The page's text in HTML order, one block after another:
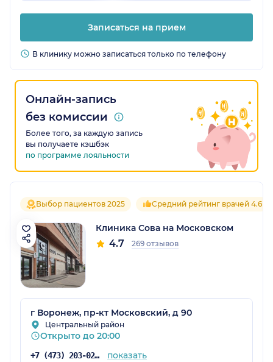
Записаться на прием
В клинику можно записаться только по телефону
Онлайн-запись
без комиссии
Более того, за каждую запись
вы получаете кэшбэк
по программе лояльности
Выбор пациентов 2025 Средний рейтинг врачей 4.6
Клиника Сова на Московском
4.7 269 отзывов
г Воронеж, пр-кт Московский, д 90
Центральный район
Открыто до 20:00
+7 (473) 203-02-74 показать